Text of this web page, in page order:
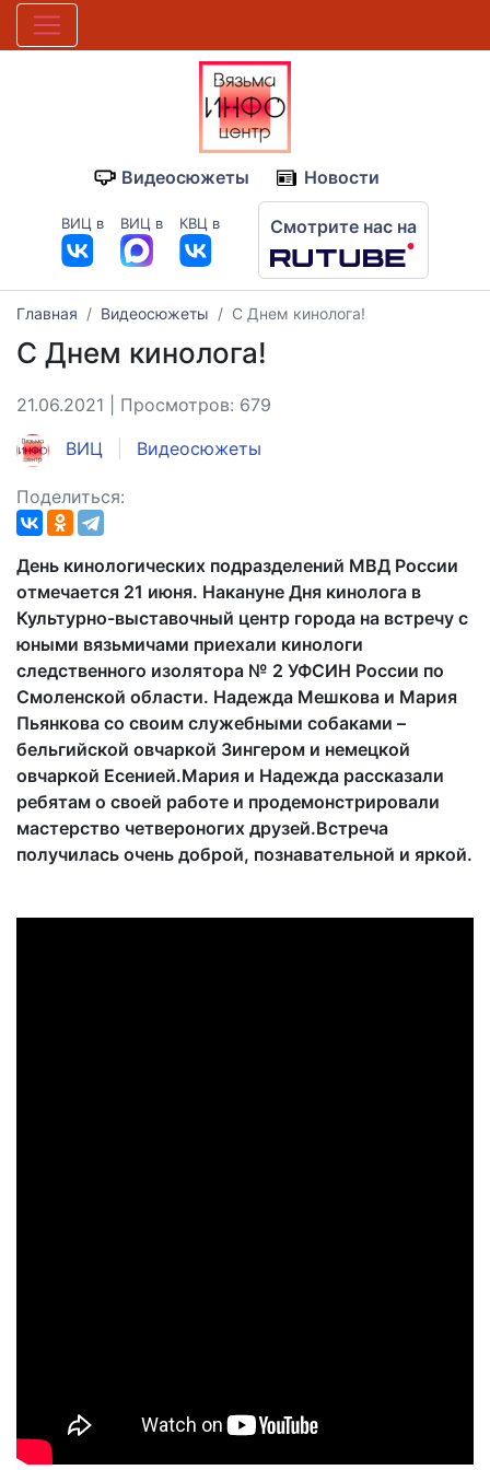
Видеосюжеты Новости
ВИЦ в ВИЦ в КВЦ в Смотрите нас на
Главная Видеосюжеты С Днем кинолога!
С Днем кинолога!
21.06.2021 | Просмотров: 679
ВИЦ Видеосюжеты
Поделиться:
День кинологических подразделений МВД России
отмечается 21 июня. Накануне Дня кинолога в
Культурно-выставочный центр города на встречу с
юными вязьмичами приехали кинологи
следственного изолятора № 2 УФСИН России по
Смоленской области. Надежда Мешкова и Мария
Пьянкова со своим служебными собаками –
бельгийской овчаркой Зингером и немецкой
овчаркой Есенией.Мария и Надежда рассказали
ребятам о своей работе и продемонстрировали
мастерство четвероногих друзей.Встреча
получилась очень доброй, познавательной и яркой.